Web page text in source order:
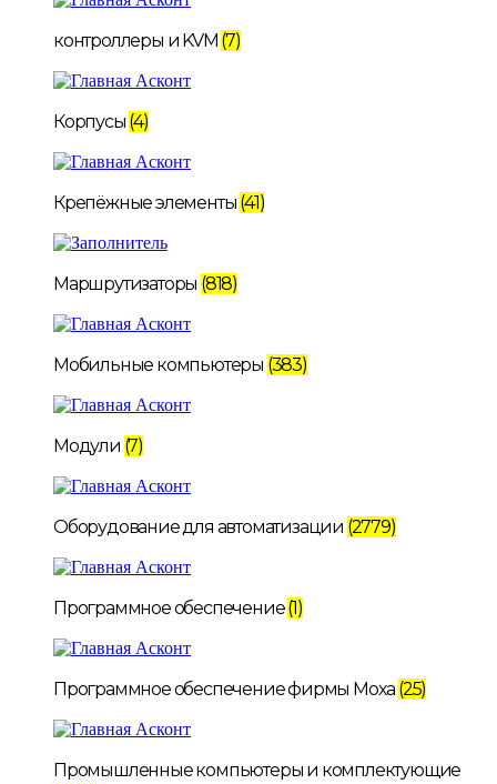
контроллеры и KVM (7)
Корпусы (4)
Крепёжные элементы (41)
Маршрутизаторы (818)
Мобильные компьютеры (383)
Модули (7)
Оборудование для автоматизации (2779)
Программное обеспечение(1)
Программное обеспечение фирмы Moxa (25)
Промышленные компьютеры и комплектующие